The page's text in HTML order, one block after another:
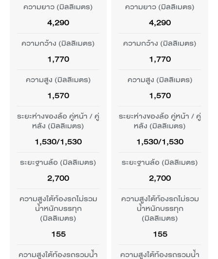
ความยาว (มิลลิเมตร)
4,290
ความกว้าง (มิลลิเมตร)
1,770
ความสูง (มิลลิเมตร)
1,570
ระยะห่างของล้อ คู่หน้า / คู่
หลัง (มิลลิเมตร)
1,530/1,530
ระยะฐานล้อ (มิลลิเมตร)
2,700
ความสูงใต้ท้องรถไม่รวม
น้ำหนักบรรทุก
(มิลลิเมตร)
155
ความสูงใต้ท้องรถรวมน้ำ
ความยาว (มิลลิเมตร)
4,290
ความกว้าง (มิลลิเมตร)
1,770
ความสูง (มิลลิเมตร)
1,570
ระยะห่างของล้อ คู่หน้า / คู่
หลัง (มิลลิเมตร)
1,530/1,530
ระยะฐานล้อ (มิลลิเมตร)
2,700
ความสูงใต้ท้องรถไม่รวม
น้ำหนักบรรทุก
(มิลลิเมตร)
155
ความสูงใต้ท้องรถรวมน้ำ
Synchronous Motor
(แรงม้า)
150 (204)
แรงบิดสูงสุด (นิวตัน-
310
อัตราเร่ง 0 - 100
สูงสุด ตามมาตรฐาน
490
แบตเตอรี่ขับ
เคลื่อน
Synchronous Motor
(แรงม้า)
70 (95)
แรงบิดสูงสุด (นิวตัน-
180
อัตราเร่ง 0 - 100
12.5
สูงสุด ตามมาตรฐาน
435
แบตเตอรี่ขับ
เคลื่อน
รองรับหัวชาร์จแบบ AC
Type 2 (7 kW)
รองรับหัวชาร์จแบบ DC
CCS2 (kW)
80
ระบบ VtoL (Vehicle to
Load)
อุปกรณ์เสริมสำหรับระบบ
ระบบเบรกพร้อมระบบ
ชาร์จพลังงานกลับ
อัตโนมัติ (Regenerative
Braking)
รองรับหัวชาร์จแบบ AC
Type 2 (7 kW)
รองรับหัวชาร์จแบบ DC
CCS2 (kW)
60
ระบบ VtoL (Vehicle to
Load)
อุปกรณ์เสริมสำหรับระบบ
ระบบเบรกพร้อมระบบ
ชาร์จพลังงานกลับ
อัตโนมัติ (Regenerative
Braking)
ฟังก์ชันหน่วงเวลาการปิด
ไฟหน้า Follow-Me-
Home
ไฟส่องสว่างสำหรับการ
ขับขี่ในเวลากลางวันแบบ
LED
อัตโนมัติ
ไฟท้ายแบบ LED
หลังคากระจกแบบพาโนรา
มิก (Panoramic Glass
Roof)
ฟังก์ชันหน่วงเวลาการปิด
ไฟหน้า Follow-Me-
Home
ไฟส่องสว่างสำหรับการ
ขับขี่ในเวลากลางวันแบบ
LED
อัตโนมัติ
ไฟท้ายแบบ LED
หลังคากระจกแบบพาโนรา
มิก (Panoramic Glass
Roof)
ระบบพวงมาลัยไฟฟ้า
EPS
พวงมาลัยทรงสปอร์ต 3
หน้าจอเรือนไมล์ผู้ขับขี่แบบ
LCD ขนาด 5 นิ้ว
วัสดุหุ้มเบาะนั่งแบบหนัง
เบาะนั่งผู้ขับขี่ปรับไฟฟ้า 6
ทิศทาง
เบาะนั่งผู้โดยสารด้านหน้า
ปรับไฟฟ้า 4 ทิศทาง
ระบบพวงมาลัยไฟฟ้า
EPS
พวงมาลัยทรงสปอร์ต 3
หน้าจอเรือนไมล์ผู้ขับขี่แบบ
LCD ขนาด 5 นิ้ว
วัสดุหุ้มเบาะนั่งแบบหนัง
เบาะนั่งผู้ขับขี่ปรับไฟฟ้า 6
ทิศทาง
-
เบาะนั่งผู้โดยสารด้านหน้า
ถุงลมนิรภัยด้านข้าง - ฝั่ง
หน้า
ม่านถุงลมนิรภัยด้านข้าง
ด้านหน้าและด้านหลัง
เข็มขัดนิรภัยคู่หน้าแบบดึง
กลับอัตโนมัติ
ผ่อนแรง
เข็มขัดนิรภัยด้านหลังแบบ
ดึงกลับ และผ่อนแรง
อัตโนมัติ
ระบบเตือนคาดเข็มขัด
นิรภัย ด้านหน้าและด้าน
หลัง
ถุงลมนิรภัยด้านข้าง - ฝั่ง
หน้า
ม่านถุงลมนิรภัยด้านข้าง
ด้านหน้าและด้านหลัง
เข็มขัดนิรภัยคู่หน้าแบบดึง
กลับอัตโนมัติ
เข็มขัดนิรภัยด้านหลังแบบ
ดึงกลับ และผ่อนแรง
อัตโนมัติ
ระบบเตือนคาดเข็มขัด
นิรภัย ด้านหน้าและด้าน
หลัง
*รองรับการเชื่อมต่อ
โทรศัพท์มือถือผ่านบลูทูธ
มัลติมีเดียขนาดใหญ่ 12.8
นิ้ว ปรับหมุนด้วยไฟฟ้า
ลำโพง 6 ตำแหน่ง
*รองรับ Apple
CarPlay® และ Android
Auto™
ระบบสั่งงานด้วยเสียง
ภาษาไทย / ภาษาอังกฤษ
*แผนที่พร้อมระบบนำทาง
*รองรับการเชื่อมต่อ
โทรศัพท์มือถือผ่านบลูทูธ
มัลติมีเดียขนาดใหญ่ 12.8
นิ้ว ปรับหมุนด้วยไฟฟ้า
ลำโพง 6 ตำแหน่ง
*รองรับ Apple
CarPlay® และ Android
Auto™
ระบบสั่งงานด้วยเสียง
ภาษาไทย / ภาษาอังกฤษ
*แผนที่พร้อมระบบนำทาง